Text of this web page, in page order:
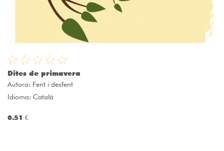
Dites de primavera
Autora: Fent i desfent
Idioma: Català
0.51 €